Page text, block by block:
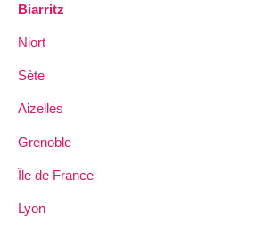
Biarritz
Niort
Sète
Aizelles
Grenoble
Île de France
Lyon